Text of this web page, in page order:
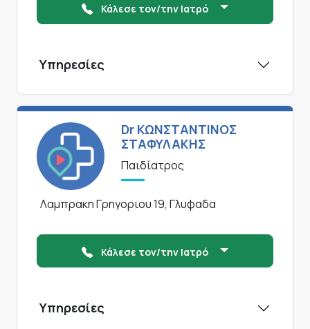
Κάλεσε τον/την Ιατρό
Υπηρεσίες
Dr ΚΩΝΣΤΑΝΤΙΝΟΣ
ΣΤΑΦΥΛΑΚΗΣ
Παιδίατρος
Λαμπρακη Γρηγοριου 19, Γλυφαδα
Κάλεσε τον/την Ιατρό
Υπηρεσίες